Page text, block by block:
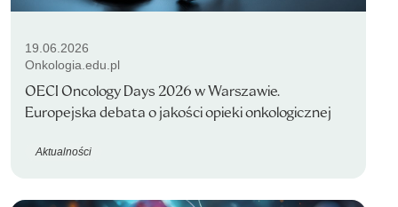
19.06.2026
Onkologia.edu.pl
OECI Oncology Days 2026 w Warszawie.
Europejska debata o jakości opieki onkologicznej
Aktualności